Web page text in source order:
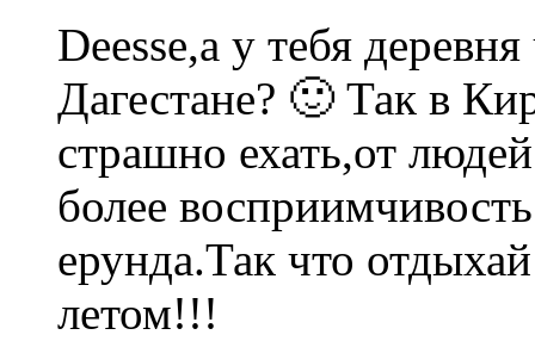
Deesse,а у тебя
Дагестане? 🙂 Так в
страшно ехать,от
более
ерунда.Так что
летом!!!